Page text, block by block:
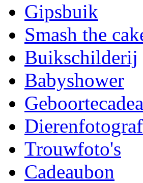
Gipsbuik
Smash the
Buikschilderij
Babyshower
Trouwfoto's
Cadeaubon